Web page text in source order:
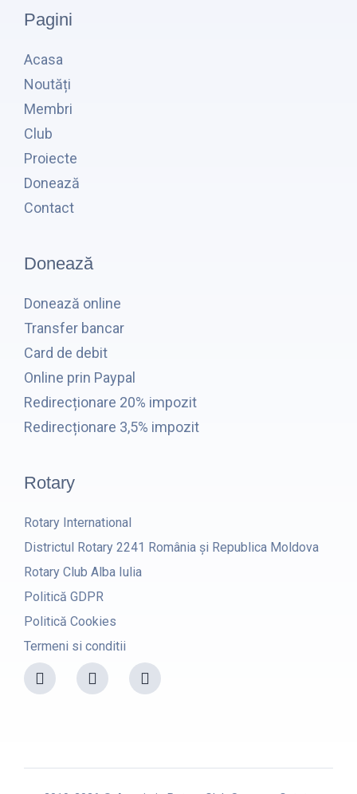
Pagini
Acasa
Noutăți
Membri
Club
Proiecte
Donează
Contact
Donează
Donează online
Transfer bancar
Card de debit
Online prin Paypal
Redirecționare 20% impozit
Redirecționare 3,5% impozit
Rotary
Rotary International
Districtul Rotary 2241 România și Republica Moldova
Rotary Club Alba Iulia
Politică GDPR
Politică Cookies
Termeni si conditii
F
a
c
o
I
n
s
r
Y
o
u
e